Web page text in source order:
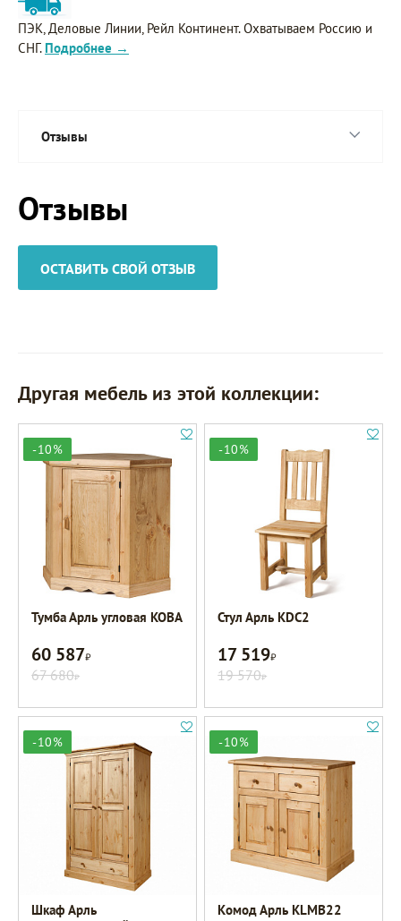
ПЭК, Деловые Линии, Рейл Континент. Охватываем Россию и
СНГ. Подробнее →
Отзывы
Отзывы
ОСТАВИТЬ СВОЙ ОТЗЫВ
Другая мебель из этой коллекции:
-10%
Тумба Арль угловая KOBA
60 587Р
67 680Р
-10%
Стул Арль KDC2
17 519Р
19 570Р
-10%
Шкаф Арль
-10%
Комод Арль KLMB22